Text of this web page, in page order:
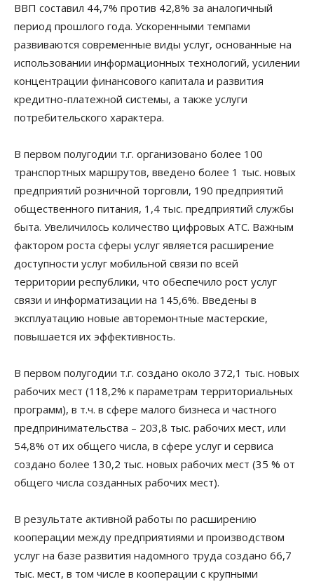
ВВП составил 44,7% против 42,8% за аналогичный
период прошлого года. Ускоренными темпами
развиваются современные виды услуг, основанные на
использовании информационных технологий, усилении
концентрации финансового капитала и развития
кредитно-платежной системы, а также услуги
потребительского характера.
В первом полугодии т.г. организовано более 100
транспортных маршрутов, введено более 1 тыс. новых
предприятий розничной торговли, 190 предприятий
общественного питания, 1,4 тыс. предприятий службы
быта. Увеличилось количество цифровых АТС. Важным
фактором роста сферы услуг является расширение
доступности услуг мобильной связи по всей
территории республики, что обеспечило рост услуг
связи и информатизации на 145,6%. Введены в
эксплуатацию новые авторемонтные мастерские,
повышается их эффективность.
В первом полугодии т.г. создано около 372,1 тыс. новых
рабочих мест (118,2% к параметрам территориальных
программ), в т.ч. в сфере малого бизнеса и частного
предпринимательства – 203,8 тыс. рабочих мест, или
54,8% от их общего числа, в сфере услуг и сервиса
создано более 130,2 тыс. новых рабочих мест (35 % от
общего числа созданных рабочих мест).
В результате активной работы по расширению
кооперации между предприятиями и производством
услуг на базе развития надомного труда создано 66,7
тыс. мест, в том числе в кооперации с крупными